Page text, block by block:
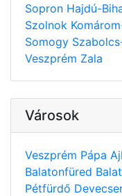
Sopron Hajdú-
Szolnok
Somogy
Veszprém Zala
Városok
Veszprém Pápa
Balatonfüred
Pétfürdő